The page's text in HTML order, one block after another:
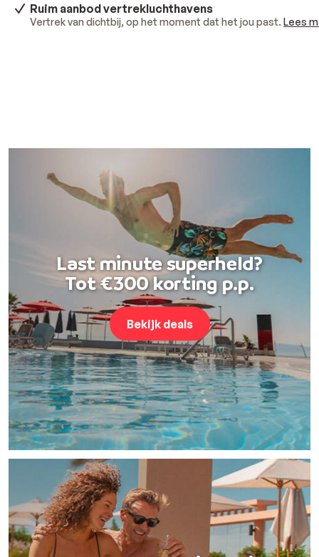
Ruim aanbod vertrekluchthavens
Vertrek van dichtbij, op het moment dat het jou past. Lees
Last minute superheld?
Tot €300 korting p.p.
Bekijk deals